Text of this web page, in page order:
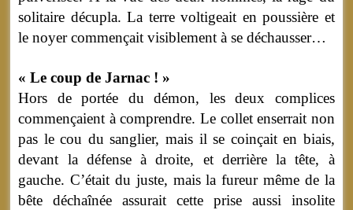
solitaire décupla. La terre voltigeait en poussière et
le noyer commençait visiblement à se déchausser…
« Le coup de Jarnac ! »
Hors de portée du démon, les deux complices
commençaient à comprendre. Le collet enserrait non
pas le cou du sanglier, mais il se coinçait en biais,
devant la défense à droite, et derrière la tête, à
gauche. C’était du juste, mais la fureur même de la
bête déchaînée assurait cette prise aussi insolite